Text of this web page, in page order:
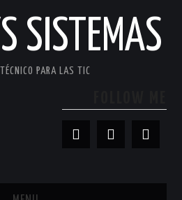
SISTEMAS
PARA LAS TIC